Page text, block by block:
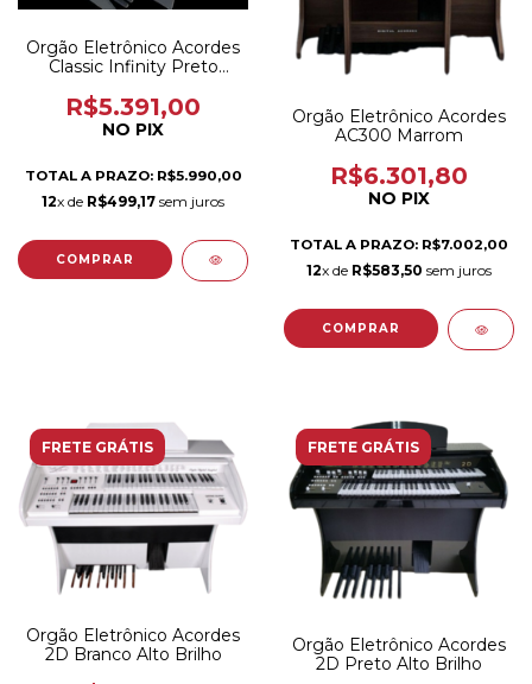
Orgão Eletrônico Acordes
Classic Infinity Preto
R$5.391,00
NO PIX
TOTAL A PRAZO: R$5.990,00
12x de R$499,17 sem juros
Orgão Eletrônico Acordes
AC300 Marrom
R$6.301,80
NO PIX
TOTAL A PRAZO: R$7.002,00
12x de R$583,50 sem juros
FRETE GRÁTIS
Orgão Eletrônico Acordes
2D Branco Alto Brilho
FRETE GRÁTIS
Orgão Eletrônico Acordes
2D Preto Alto Brilho